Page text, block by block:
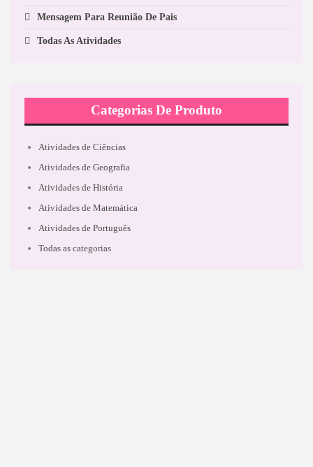
Mensagem Para Reunião De Pais
Todas As Atividades
Categorias De Produto
Atividades de Ciências
Atividades de Geografia
Atividades de História
Atividades de Matemática
Atividades de Português
Todas as categorias